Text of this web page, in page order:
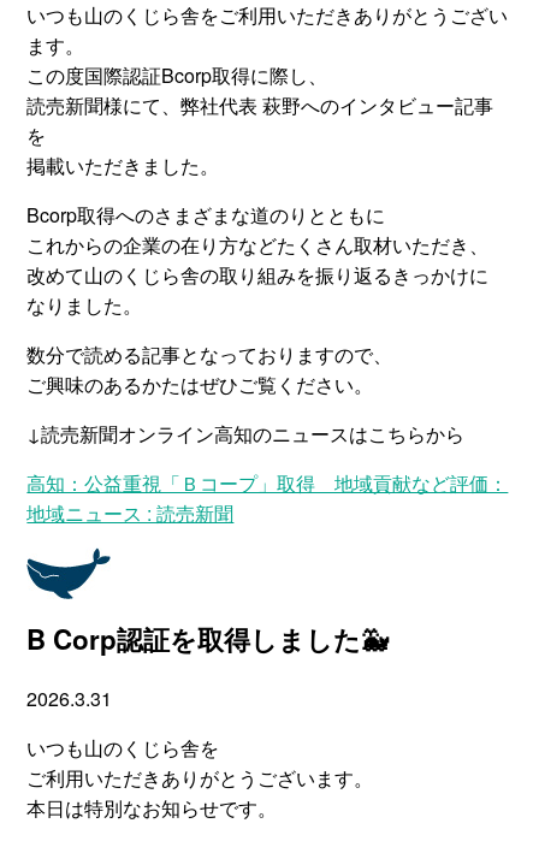
いつも山のくじら舎をご利用いただきありがとうござい
ます。
この度国際認証Bcorp取得に際し、
読売新聞様にて、弊社代表 萩野へのインタビュー記事
を
掲載いただきました。
Bcorp取得へのさまざまな道のりとともに
これからの企業の在り方などたくさん取材いただき、
改めて山のくじら舎の取り組みを振り返るきっかけに
なりました。
数分で読める記事となっておりますので、
ご興味のあるかたはぜひご覧ください。
↓読売新聞オンライン高知のニュースはこちらから
高知：公益重視「Ｂコープ」取得 地域貢献など評価：
地域ニュース : 読売新聞
B Corp認証を取得しました🐳
2026.3.31
いつも山のくじら舎を
ご利用いただきありがとうございます。
本日は特別なお知らせです。